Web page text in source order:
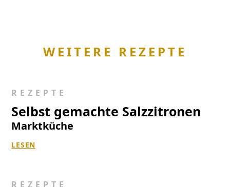
WEITERE REZEPTE
REZEPTE
Selbst gemachte Salzzitronen
Marktküche
LESEN
REZEPTE